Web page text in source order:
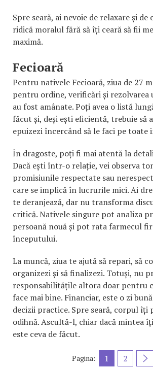
Spre seară, ai nevoie de relaxare și
ridică moralul fără să îți ceară să fii
maximă.
Fecioară
Pentru nativele Fecioară, ziua de 27
pentru ordine, verificări și rezolvarea
au fost amânate. Poți avea o listă
făcut și, deși ești eficientă, trebuie să
epuizezi încercând să le faci pe toate
În dragoste, poți fi mai atentă la
Dacă ești într-o relație, vei observa
promisiunile respectate sau
care se implică în lucrurile mici. Ai
te deranjează, dar nu transforma
critică. Nativele singure pot analiza
persoană nouă și pot rata farmecul
începutului.
La muncă, ziua te ajută să repari, să
organizezi și să finalizezi. Totuși, nu
responsabilitățile altora doar pentru
face mai bine. Financiar, este o zi
decizii practice. Spre seară, corpul îți
odihnă. Ascultă-l, chiar dacă mintea
este ceva de făcut.
Pagina: 1 2